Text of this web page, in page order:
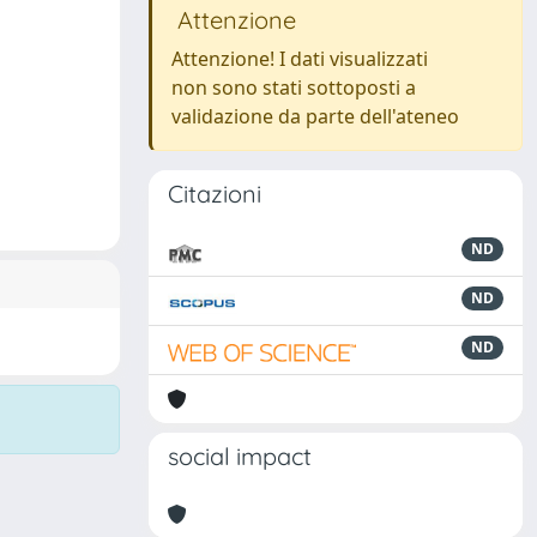
Attenzione
Attenzione! I dati visualizzati
non sono stati sottoposti a
validazione da parte dell'ateneo
Citazioni
ND
ND
ND
social impact